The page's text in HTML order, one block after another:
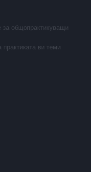
за общопрактикуващи
ви теми